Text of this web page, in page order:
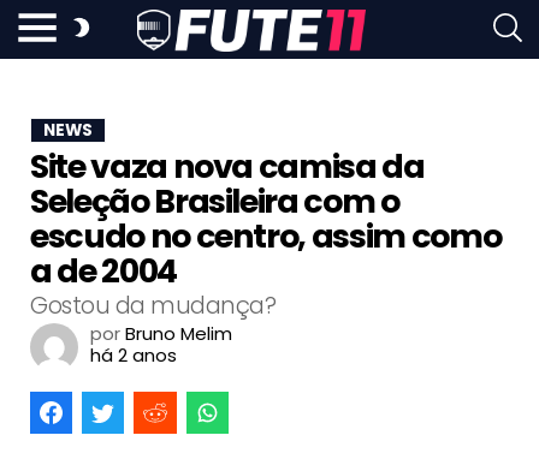
NEWS
Site vaza nova camisa da
Seleção Brasileira com o
escudo no centro, assim como
a de 2004
Gostou da mudança?
porBruno Melim
há 2 anos